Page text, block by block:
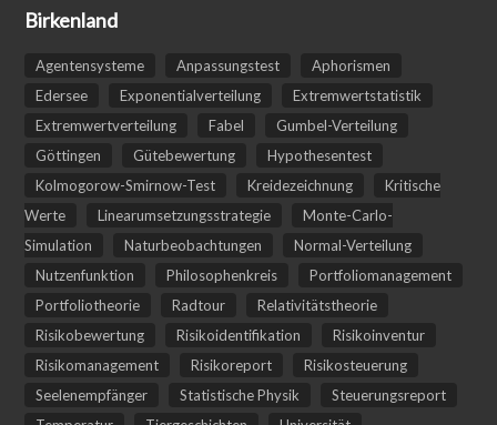
Birkenland
Agentensysteme Anpassungstest
Aphorismen
Edersee
Exponentialverteilung
Extremwertstatistik
Extremwertverteilung
Fabel
Gumbel-Verteilung
Göttingen
Gütebewertung
Hypothesentest
Kolmogorow-Smirnow-Test
Kreidezeichnung
Kritische
Werte
Linearumsetzungsstrategie
Monte-Carlo-
Simulation
Naturbeobachtungen
Normal-Verteilung
Nutzenfunktion
Philosophenkreis
Portfoliomanagement
Portfoliotheorie
Radtour
Relativitätstheorie
Risikobewertung
Risikoidentifikation
Risikoinventur
Risikomanagement
Risikoreport
Risikosteuerung
Seelenempfänger
Statistische Physik
Steuerungsreport